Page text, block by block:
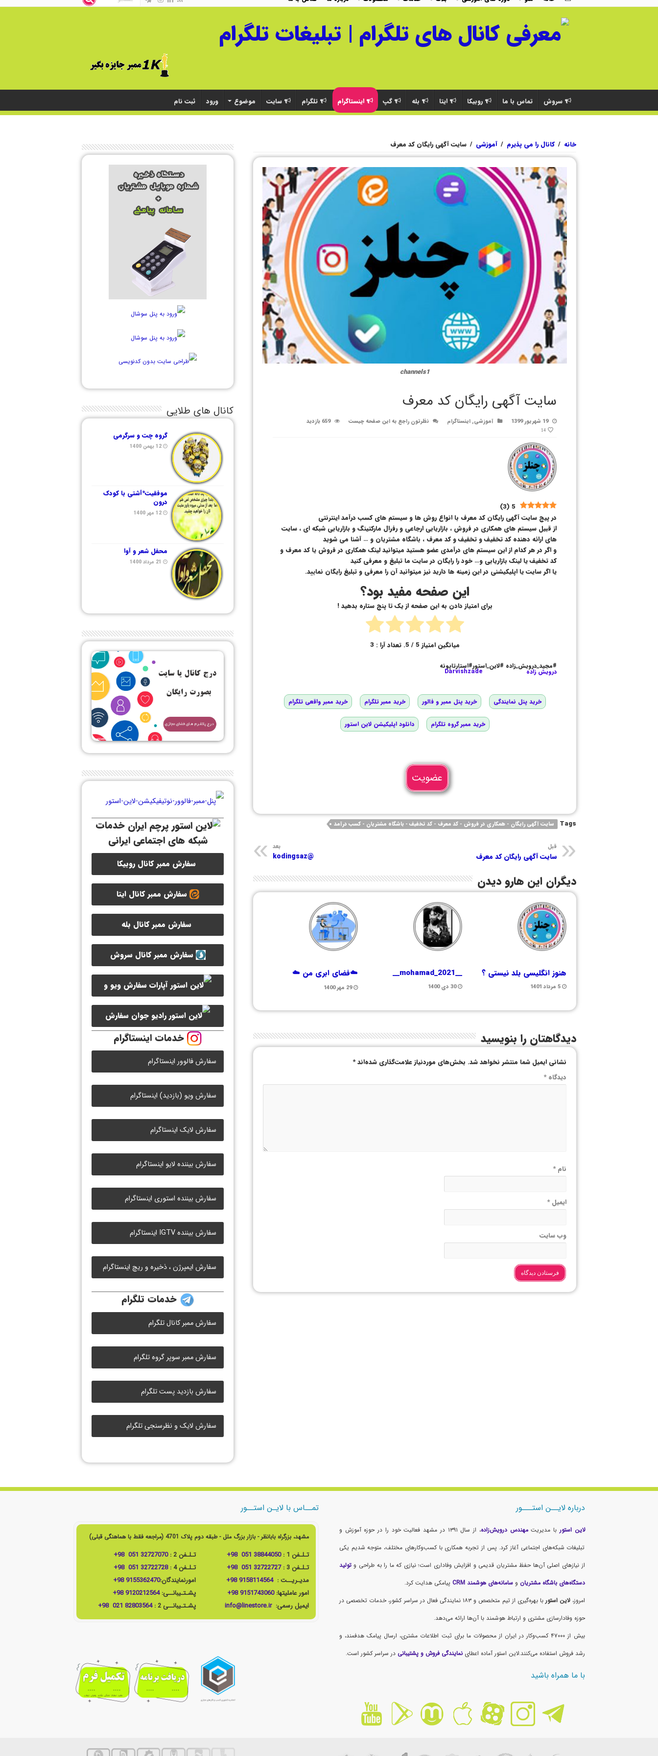
سروش تماس با ما روبیکا ایتا بله گپ اینستاگرام تلگرام سایت موضوع ورود ثبت نام
خانه / کانال را می پذیرم / آموزشی / سایت آگهی رایگان کد معرف
channels1
سایت آگهی رایگان کد معرف
19 شهریور 1399 آموزشی,اینستاگرام نظرتون راجع به این صفحه چیست 659 بازدید
14
5
(
3
)
در پیج سایت آگهی رایگان کد معرف با انواع روش ها و سیستم های کسب درآمد اینترنتی
از قبیل سیستم های همکاری در فروش ، بازاریابی ارجاعی و رفرال مارکتینگ و بازاریابی شبکه ای ، سایت
های ارائه دهنده کد تخفیف و تخفیف و کد معرف ، باشگاه مشتریان و … آشنا می شوید
و اگر در هر کدام از این سیستم های درآمدی عضو هستید میتوانید لینک همکاری در فروش یا کد معرف و
کد تخفیف یا لینک بازاریابی و… خود را رایگان در سایت ما تبلیغ و معرفی کنید
یا اگر سایت یا اپلیکیشنی در این زمینه ها دارید نیز میتوانید آن را معرفی و تبلیغ رایگان نمایید.
این صفحه مفید بود؟
برای امتیاز دادن به این صفحه از یک تا پنج ستاره بدهید !
میانگین امتیاز 5/ 5. تعداد آرا : 3
#مجید_درویش_زاده #لاین_استور#استارتاپونه
درویش زاده Darvishzade
خرید پنل نمایندگی خرید پنل ممبر و فالور خرید ممبر تلگرام خرید ممبر واقعی تلگرام
خرید ممبر گروه تلگرام دانلود اپلیکیشن لاین استور
عضویت
Tags سایت آگهی رایگان - همکاری در فروش - کد معرف - کد تخفیف - باشگاه مشتریان - کسب درآمد
قبل
سایت آگهی رایگان کد معرف
بعد
@kodingsaz
دیگران این هارو دیدن
هنوز انگلیسی بلد نیستی ؟
5 مرداد 1401
__mohamad_2021__
30 دی 1400
☁️فضای ابری من ☁️
29 مهر 1400
دیدگاهتان را بنویسید
نشانی ایمیل شما منتشر نخواهد شد. بخش‌های موردنیاز علامت‌گذاری شده‌اند*
دیدگاه*
نام*
ایمیل*
وب‌ سایت
کانال های طلایی
گروه چت و سرگرمی
12 بهمن 1400
موفقیت*آشتی با کودک
درون
12 مهر 1400
محفل شعر و آوا
21 مرداد 1400
خدمات
شبکه های اجتماعی ایرانی
سفارش ممبر کانال روبیکا
سفارش ممبر کانال ایتا
سفارش ممبر کانال بله
سفارش ممبر کانال سروش
سفارش ویو و
لایک ویدیو آپارات
سفارش
لایک رادیو جوان
خدمات اینستاگرام
سفارش فالوور اینستاگرام
سفارش ویو (بازدید) اینستاگرام
سفارش لایک اینستاگرام
سفارش بیننده لایو اینستاگرام
سفارش بیننده استوری اینستاگرام
سفارش بیننده IGTV اینستاگرام
سفارش ایمپرژن ، ذخیره و ریچ اینستاگرام
خدمات تلگرام
سفارش ممبر کانال تلگرام
سفارش ممبر سوپر گروه تلگرام
سفارش بازدید پست تلگرام
سفارش لایک و نظرسنجی تلگرام